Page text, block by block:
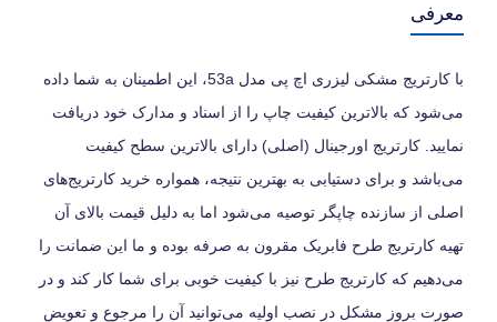
معرفی
با کارتریج مشکی لیزری اچ پی مدل 53a، این اطمینان به شما داده
می‌شود که بالاترین کیفیت چاپ را از اسناد و مدارک خود دریافت
نمایید. کارتریج اورجینال (اصلی) دارای بالاترین سطح کیفیت
می‌باشد و برای دستیابی به بهترین نتیجه، همواره خرید کارتریج‌های
اصلی از سازنده چاپگر توصیه می‌شود اما به دلیل قیمت بالای آن
تهیه کارتریج طرح فابریک مقرون به صرفه بوده و ما این ضمانت را
می‌دهیم که کارتریج طرح نیز با کیفیت خوبی برای شما کار کند و در
صورت بروز مشکل در نصب اولیه می‌توانید آن را مرجوع و تعویض